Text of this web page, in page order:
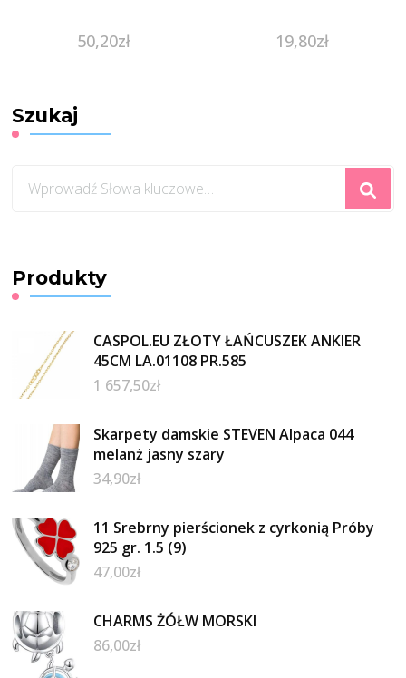
50,20zł 19,80zł
Szukaj
czegoś?
Produkty
CASPOL.EU ZŁOTY ŁAŃCUSZEK ANKIER
45CM LA.01108 PR.585
1 657,50zł
Skarpety damskie STEVEN Alpaca 044
melanż jasny szary
34,90zł
11 Srebrny pierścionek z cyrkonią Próby
925 gr. 1.5 (9)
47,00zł
CHARMS ŻÓŁW MORSKI
86,00zł